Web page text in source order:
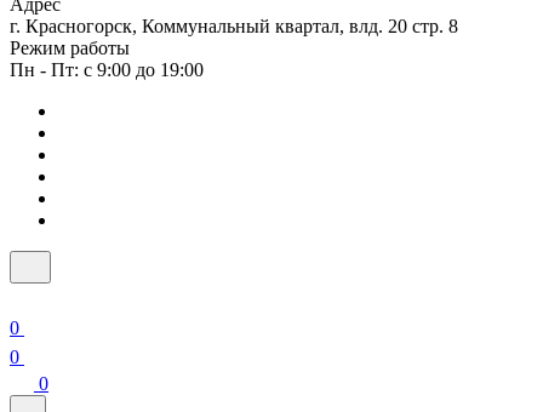
Адрес
г. Красногорск, Коммунальный квартал, влд. 20 стр. 8
Режим работы
Пн - Пт: с 9:00 до 19:00
0
0
0